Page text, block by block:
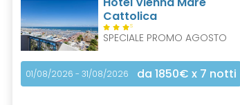
Cattolica
S
SPECIALE PROMO AGOSTO
01/08/2026 - 31/08/2026 da 1850€ x 7 notti